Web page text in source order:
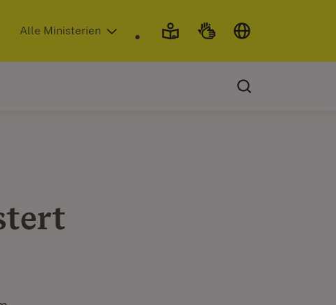
in neuem Fenster)
Alle Ministerien